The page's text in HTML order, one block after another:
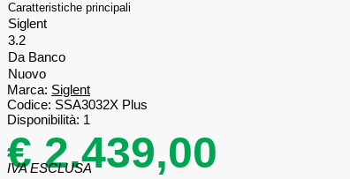
Caratteristiche principali
Siglent
3.2
Da Banco
Nuovo
Marca: Siglent
Codice: SSA3032X Plus
Disponibilità: 1
€ 2.439,00
IVA ESCLUSA